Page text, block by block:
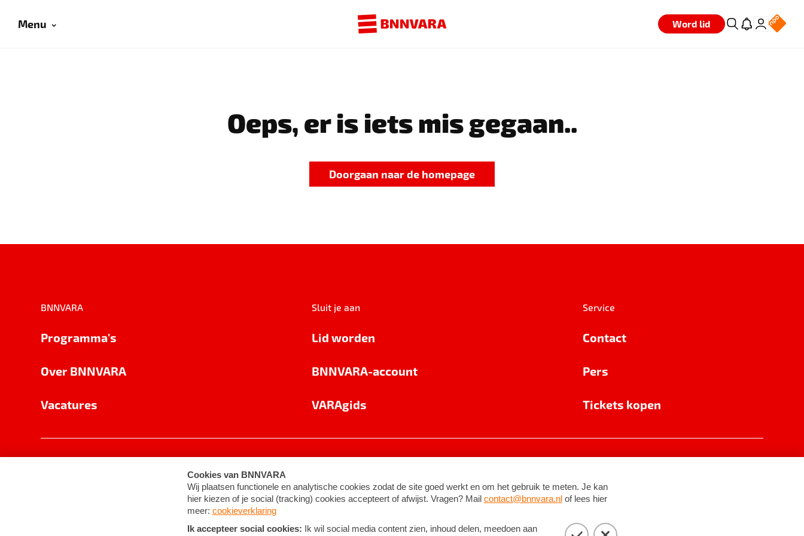
Menu Word lid
Oeps, er is iets mis gegaan..
Doorgaan naar de homepage
BNNVARA
Programma's
Over BNNVARA
Vacatures
Sluit je aan
Lid worden
BNNVARA-account
VARAgids
Service
Contact
Pers
Tickets kopen
Cookie-instellingen Algemene voorwaarden ©2026BNNVARA